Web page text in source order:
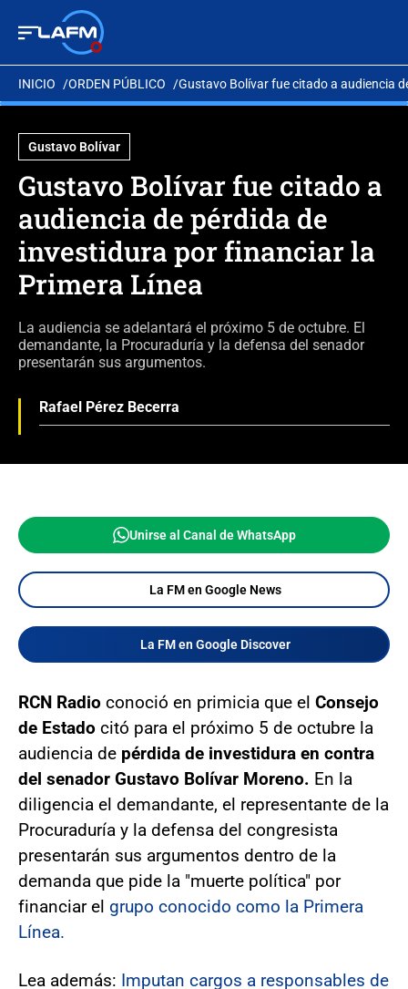
INICIO ORDEN PÚBLICO Gustavo Bolívar fue citado a audiencia
Gustavo Bolívar
Gustavo Bolívar fue citado a
audiencia de pérdida de
investidura por financiar la
Primera Línea
La audiencia se adelantará el próximo 5 de octubre. El
demandante, la Procuraduría y la defensa del senador
presentarán sus argumentos.
Rafael Pérez Becerra
Unirse al Canal de WhatsApp
La FM en Google News
La FM en Google Discover
RCN Radio conoció en primicia que el Consejo
de Estado citó para el próximo 5 de octubre la
audiencia de pérdida de investidura en contra
del senador Gustavo Bolívar Moreno. En la
diligencia el demandante, el representante de la
Procuraduría y la defensa del congresista
presentarán sus argumentos dentro de la
demanda que pide la "muerte política" por
financiar el grupo conocido como la Primera
Línea.
Lea además: Imputan cargos a responsables de